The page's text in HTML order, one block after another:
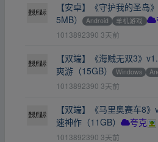
【安卓】《守护我的圣岛
5MB）
Android 单机游戏
1013892390 3天前
【双端】《海贼无双3》
爽游（15GB）
Windows
1013892390 3天前
【双端】《马里奥赛车8
速神作（11GB）
夸克
1013892390 3天前